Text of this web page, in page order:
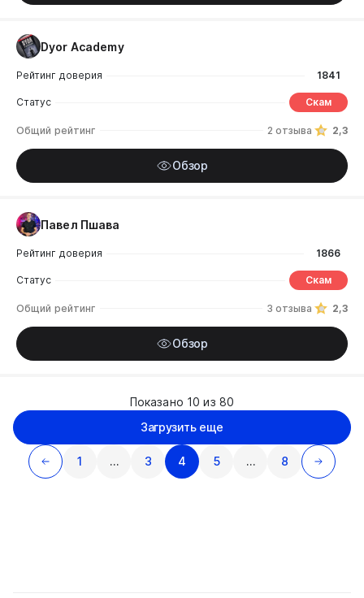
Рейтинг доверия 1841
Dyor Academy
Статус Скам
Общий рейтинг 2,3
2 отзыва
Обзор
Рейтинг доверия 1866
Павел Пшава
Статус Скам
Общий рейтинг 2,3
3 отзыва
Обзор
Показано 10 из 80
1 … 3 4 5 … 8
Загрузить еще